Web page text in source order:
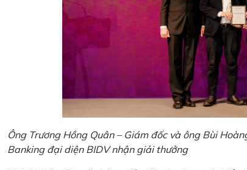
Ông Trương Hồng Quân – Giám đốc và ông Bùi
Banking đại diện BIDV nhận giải thưởng